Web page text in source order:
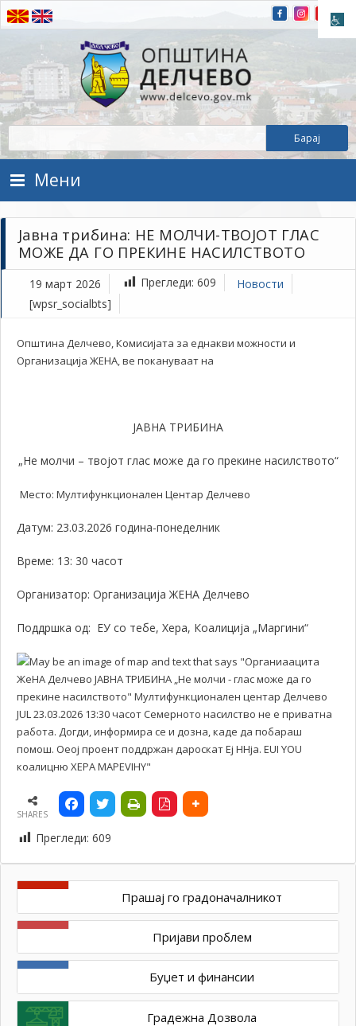
Прескокнете на содржината
Општина Делчево
Општина Делчево
Мени
Јавна трибина: НЕ МОЛЧИ-ТВОЈОТ ГЛАС
МОЖЕ ДА ГО ПРЕКИНЕ НАСИЛСТВОТО
19 март 2026 Прегледи: 609
Новости
[wpsr_socialbts]
Општина Делчево, Комисијата за еднакви можности и
Организација ЖЕНА, ве покануваат на
ЈАВНА ТРИБИНА
„Не молчи – твојот глас може да го прекине насилството“
Место: Мултифункционален Центар Делчево
Датум: 23.03.2026 година-понеделник
Време: 13: 30 часот
Организатор: Организација ЖЕНА Делчево
Поддршка од: ЕУ со тебе, Хера, Коалиција „Маргини“
SHARES
Прегледи: 609
Прашај го градоначалникот
Пријави проблем
Буџет и финансии
Градежна Дозвола